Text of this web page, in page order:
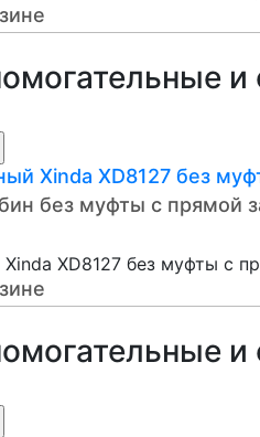
Xinda XD8127 без
без муфты с прямой
XD8127 без муфты с